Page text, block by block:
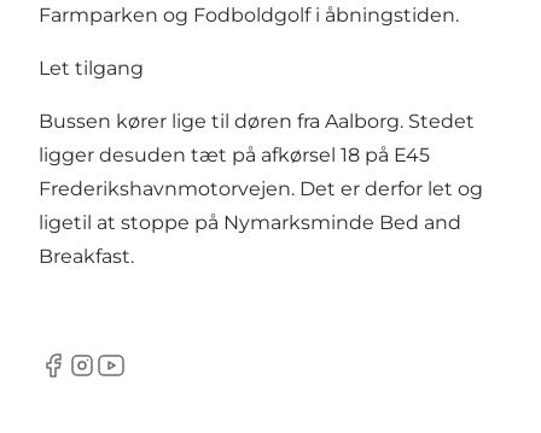
Farmparken og Fodboldgolfi åbningstiden.
Let tilgang
Bussen kører lige til døren fra Aalborg. Stedet
ligger desuden tæt på afkørsel 18 på E45
Frederikshavnmotorvejen. Det er derfor let og
ligetil at stoppe på Nymarksminde Bed and
Breakfast.
Facebook
Instagram
YouTube